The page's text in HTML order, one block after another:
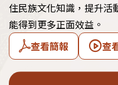
住民族文化知識，提升活
能得到更多正面效益。
查看簡報
查